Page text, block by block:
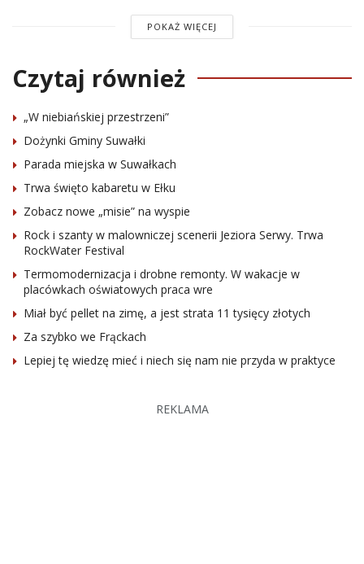
POKAŻ WIĘCEJ
Czytaj również
„W niebiańskiej przestrzeni”
Dożynki Gminy Suwałki
Parada miejska w Suwałkach
Trwa święto kabaretu w Ełku
Zobacz nowe „misie” na wyspie
Rock i szanty w malowniczej scenerii Jeziora Serwy. Trwa
RockWater Festival
Termomodernizacja i drobne remonty. W wakacje w
placówkach oświatowych praca wre
Miał być pellet na zimę, a jest strata 11 tysięcy złotych
Za szybko we Frąckach
Lepiej tę wiedzę mieć i niech się nam nie przyda w praktyce
REKLAMA